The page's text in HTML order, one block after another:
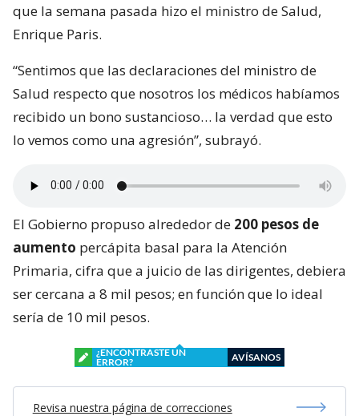
que la semana pasada hizo el ministro de Salud,
Enrique Paris.
“Sentimos que las declaraciones del ministro de
Salud respecto que nosotros los médicos habíamos
recibido un bono sustancioso… la verdad que esto
lo vemos como una agresión”, subrayó.
El Gobierno propuso alrededor de 200 pesos de
aumento percápita basal para la Atención
Primaria, cifra que a juicio de las dirigentes, debiera
ser cercana a 8 mil pesos; en función que lo ideal
sería de 10 mil pesos.
¿ENCONTRASTE UN
ERROR?
AVÍSANOS
Revisa nuestra página de correcciones